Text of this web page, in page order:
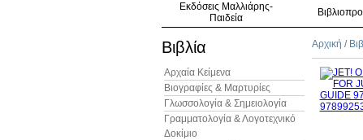
Εκδόσεις Μαλλιάρης-
Παιδεία
Βιβλία
Αρχαία Κείμενα
Βιογραφίες & Μαρτυρίες
Γλωσσολογία & Σημειολογία
Γραμματολογία & Λογοτεχνικό
Δοκίμιο
Αρχική /